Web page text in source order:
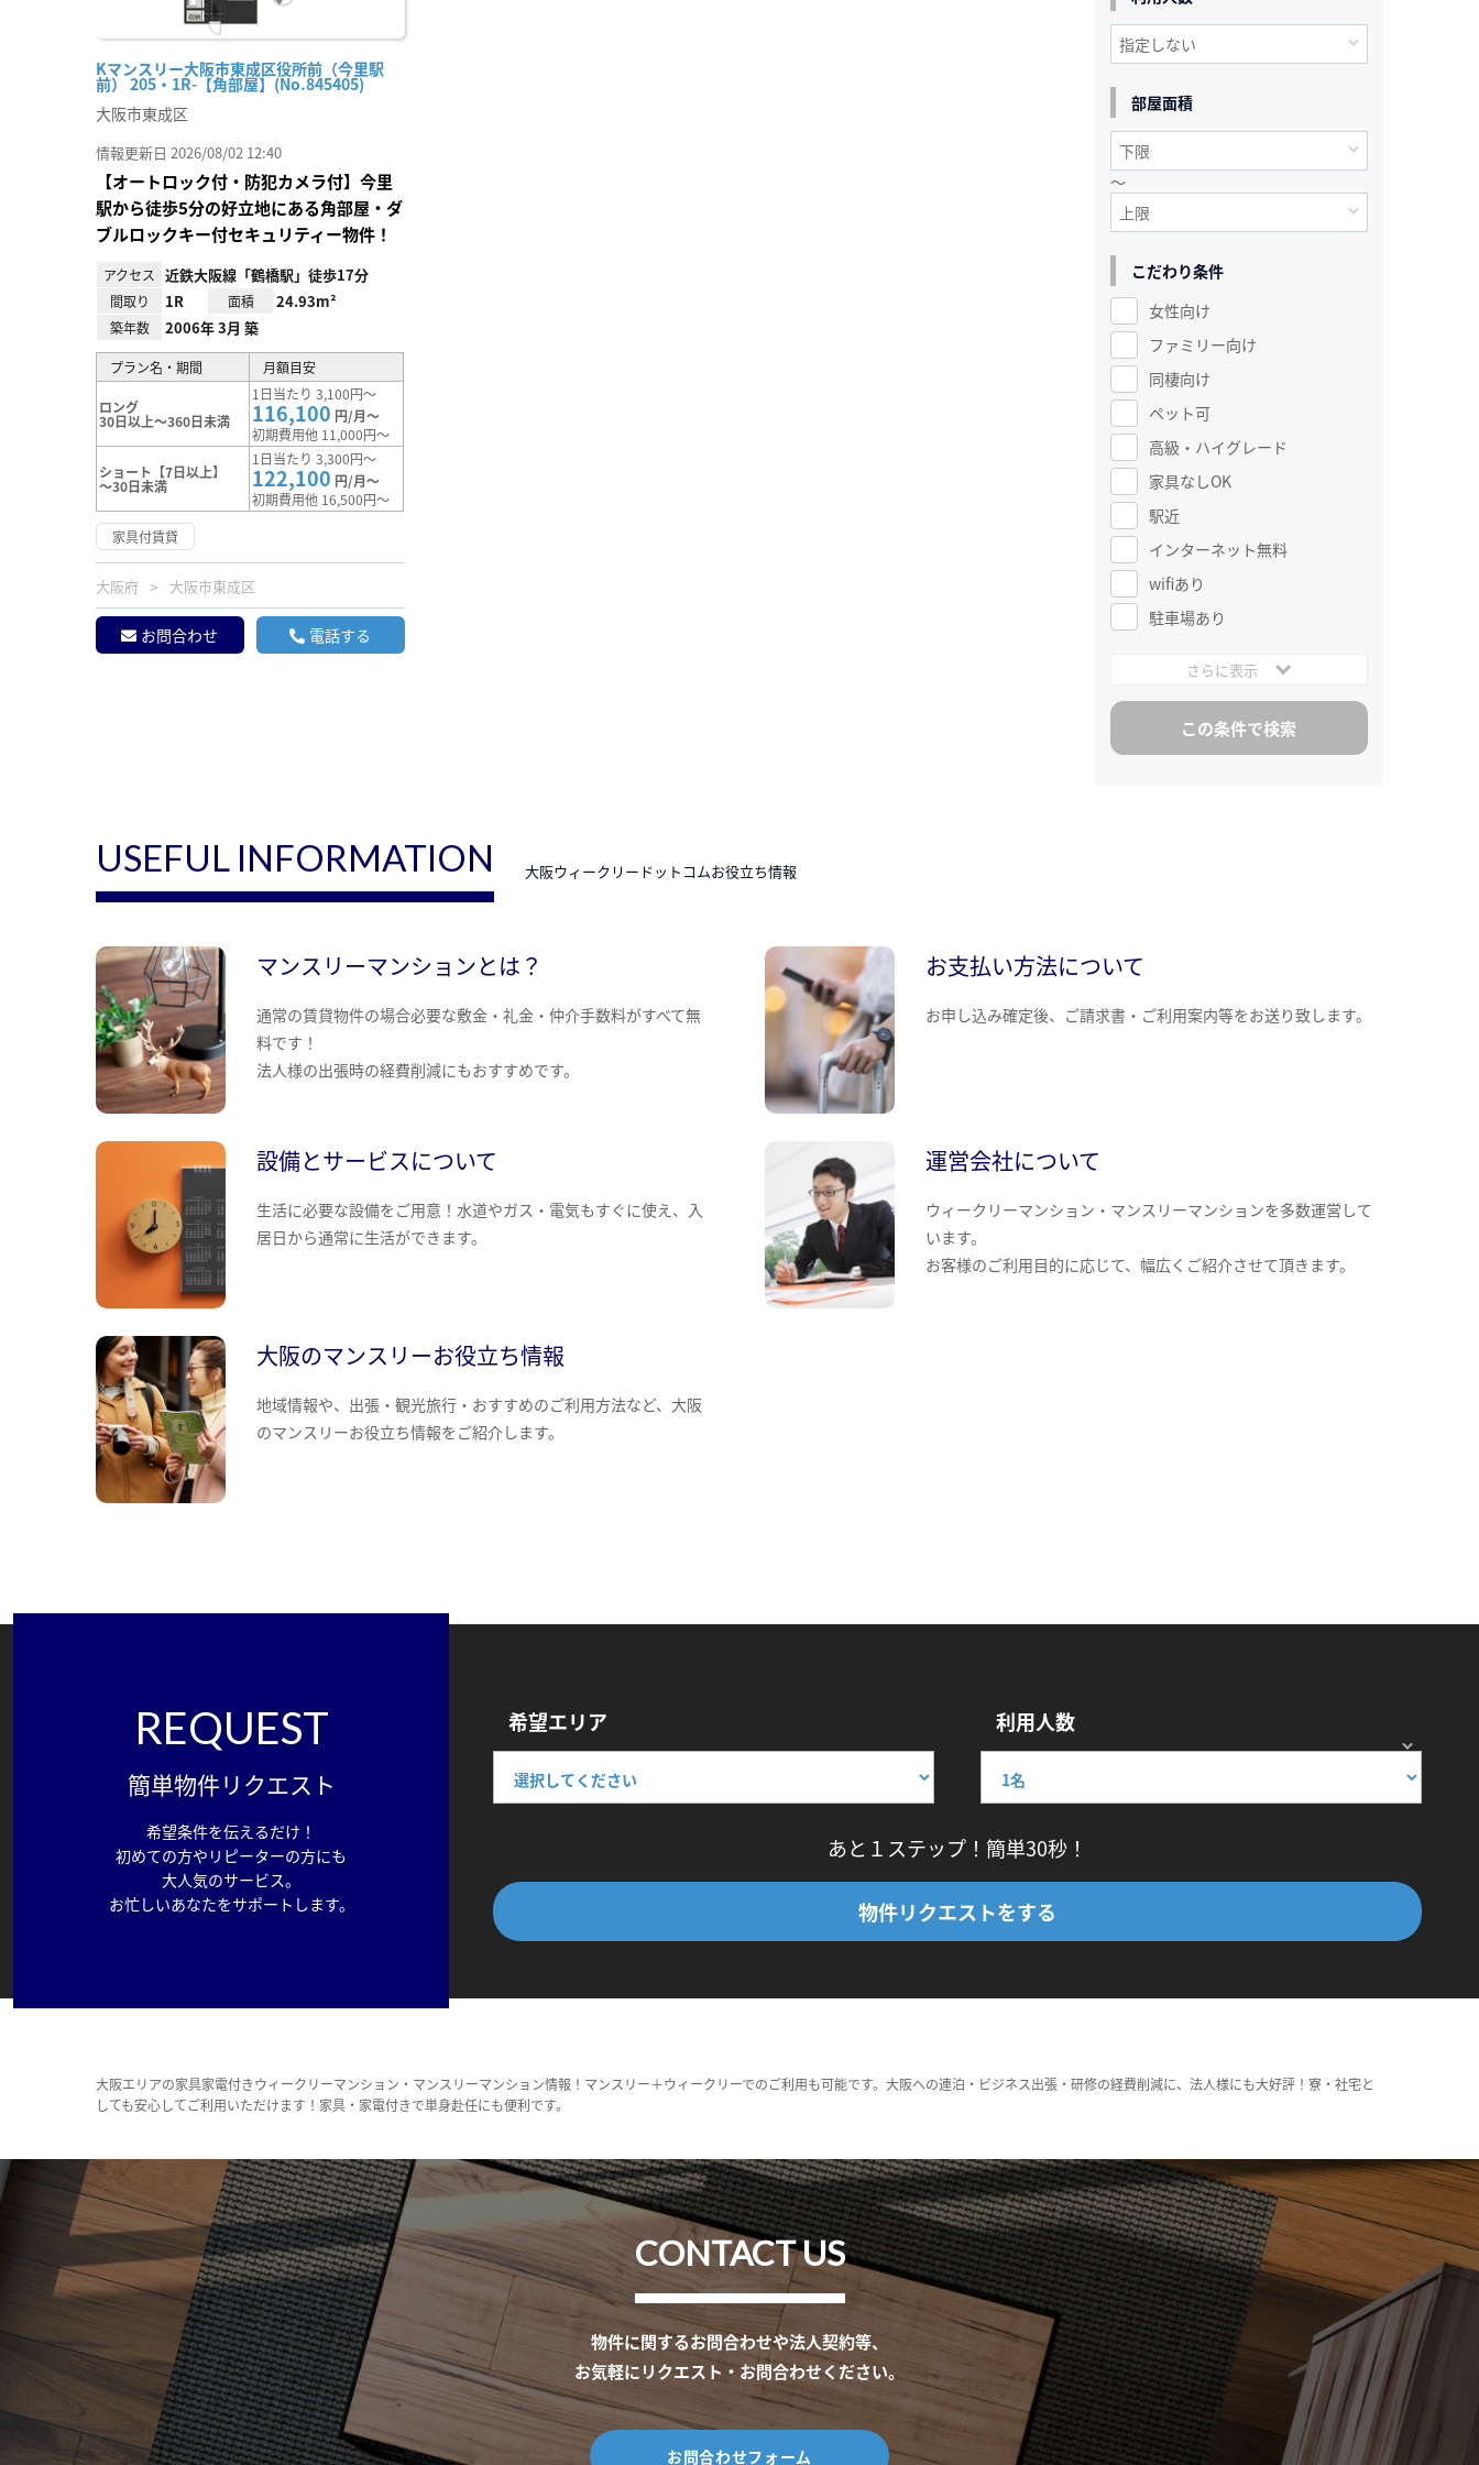
Kマンスリー大阪市東成区役所前（今里駅
前） 205・1R-【角部屋】(No.845405)
大阪市東成区
情報更新日 2026/08/02 12:40
【オートロック付・防犯カメラ付】今里
駅から徒歩5分の好立地にある角部屋・ダ
ブルロックキー付セキュリティー物件！
アクセス 近鉄大阪線「鶴橋駅」徒歩17分
間取り 1R 面積 24.93m²
築年数 2006年 3月 築
プラン名・期間 月額目安
ロング
30日以上～360日未満
1日当たり 3,100円～
116,100 円/月～
初期費用他 11,000円～
ショート【7日以上】
～30日未満
1日当たり 3,300円～
122,100 円/月～
初期費用他 16,500円～
家具付賃貸
大阪府 大阪市東成区
お問合わせ 電話する
部屋面積
～
こだわり条件
女性向け
ファミリー向け
同棲向け
ペット可
高級・ハイグレード
家具なしOK
駅近
インターネット無料
wifiあり
駐車場あり
さらに表示
USEFUL INFORMATION 大阪ウィークリードットコムお役立ち情報
マンスリーマンションとは？
通常の賃貸物件の場合必要な敷金・礼金・仲介手数料がすべて無
料です！
法人様の出張時の経費削減にもおすすめです。
お支払い方法について
お申し込み確定後、ご請求書・ご利用案内等をお送り致します。
設備とサービスについて
生活に必要な設備をご用意！水道やガス・電気もすぐに使え、入
居日から通常に生活ができます。
運営会社について
ウィークリーマンション・マンスリーマンションを多数運営して
います。
お客様のご利用目的に応じて、幅広くご紹介させて頂きます。
大阪のマンスリーお役立ち情報
地域情報や、出張・観光旅行・おすすめのご利用方法など、大阪
のマンスリーお役立ち情報をご紹介します。
REQUEST
簡単物件リクエスト
希望条件を伝えるだけ！
初めての方やリピーターの方にも
大人気のサービス。
お忙しいあなたをサポートします。
希望エリア 利用人数
あと１ステップ！簡単30秒！
物件リクエストをする
大阪エリアの家具家電付きウィークリーマンション・マンスリーマンション情報！マンスリー＋ウィークリーでのご利用も可能です。大阪への連泊・ビジネス出張・研修の経費削減に、法人様にも大好評！寮・社宅と
しても安心してご利用いただけます！家具・家電付きで単身赴任にも便利です。
CONTACT US
物件に関するお問合わせや法人契約等、
お気軽にリクエスト・お問合わせください。
お問合わせフォーム